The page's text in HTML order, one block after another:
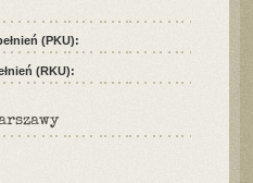
(PKU):
(RKU):